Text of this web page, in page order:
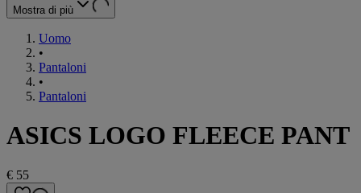
Mostra di più
Uomo
•
Pantaloni
•
Pantaloni
ASICS LOGO FLEECE PANT
€ 55